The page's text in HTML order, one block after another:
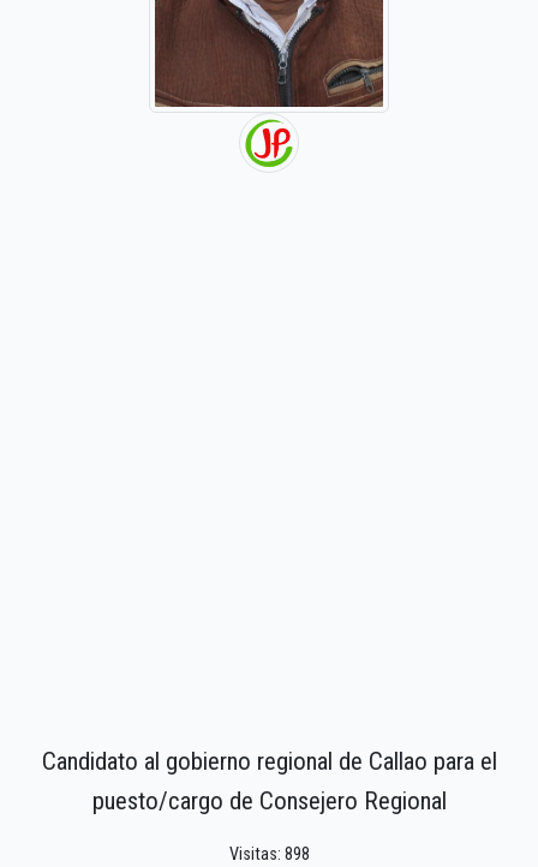
Candidato al gobierno regional de Callao para el
puesto/cargo de Consejero Regional
Visitas: 898